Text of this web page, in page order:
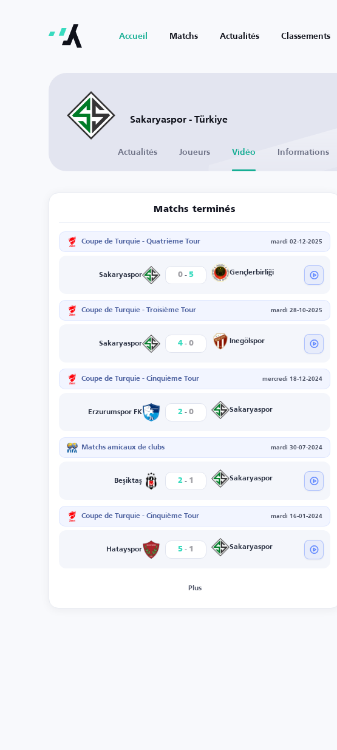
Accueil Matchs Actualités Classements
Sakaryaspor - Türkiye
Actualités Joueurs Vidéo Informations
Matchs terminés
Coupe de Turquie - Quatrième Tour mardi 02-12-2025
Sakaryaspor 0 - 5 Gençlerbirliği
Coupe de Turquie - Troisième Tour mardi 28-10-2025
Sakaryaspor 4 - 0 Inegölspor
Coupe de Turquie - Cinquième Tour mercredi 18-12-2024
Erzurumspor FK 2 - 0 Sakaryaspor
Matchs amicaux de clubs mardi 30-07-2024
Beşiktaş 2 - 1 Sakaryaspor
Coupe de Turquie - Cinquième Tour mardi 16-01-2024
Hatayspor 5 - 1 Sakaryaspor
Plus